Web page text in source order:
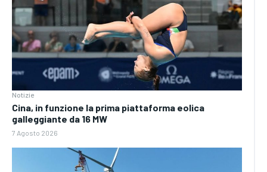
Notizie
Cina, in funzione la prima piattaforma eolica
galleggiante da 16 MW
7 Agosto 2026